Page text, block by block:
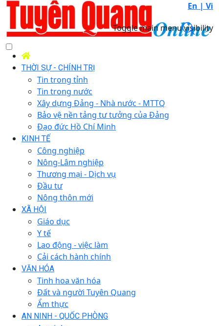
En | Vi
Toggle main menu visibility
THỜI SỰ - CHÍNH TRỊ
Tin trong tỉnh
Tin trong nước
Xây dựng Đảng - Nhà nước - MTTQ
Bảo vệ nền tảng tư tưởng của Đảng
Đạo đức Hồ Chí Minh
KINH TẾ
Công nghiệp
Nông-Lâm nghiệp
Thương mại - Dịch vụ
Đầu tư
Nông thôn mới
XÃ HỘI
Giáo dục
Y tế
Lao động - việc làm
Cải cách hành chính
VĂN HÓA
Tinh hoa văn hóa
Đất và người Tuyên Quang
Ẩm thực
AN NINH - QUỐC PHÒNG